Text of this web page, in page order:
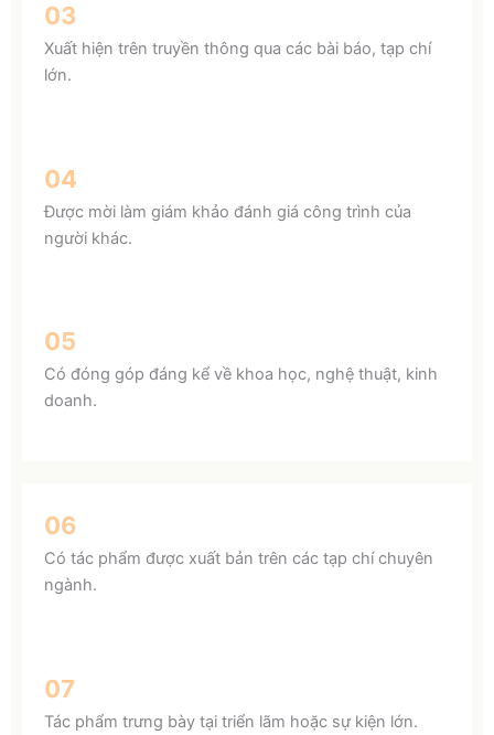
03
Xuất hiện trên truyền thông qua các bài báo, tạp chí
lớn.
04
Được mời làm giám khảo đánh giá công trình của
người khác.
05
Có đóng góp đáng kể về khoa học, nghệ thuật, kinh
doanh.
06
Có tác phẩm được xuất bản trên các tạp chí chuyên
ngành.
07
Tác phẩm trưng bày tại triển lãm hoặc sự kiện lớn.